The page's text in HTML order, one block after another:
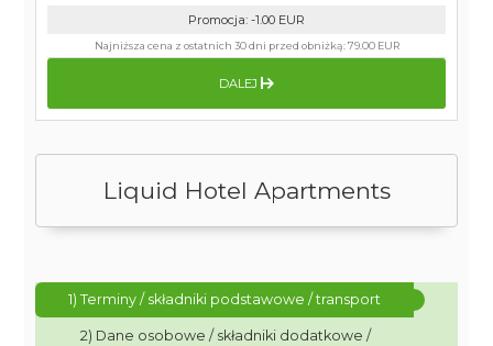
Liquid Hotel Apartments
1) Terminy / składniki podstawowe / transport
2) Dane osobowe / składniki dodatkowe /
Promocja: -1.00 EUR
Najniższa cena z ostatnich 30 dni przed obniżką:79.00 EUR
DALEJ